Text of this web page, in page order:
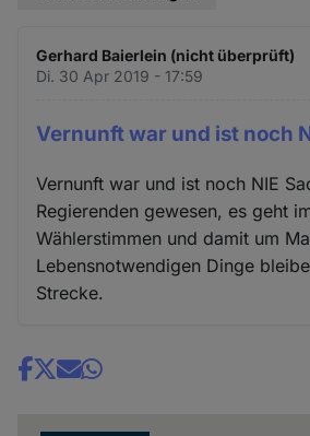
Gerhard Baierlein (nicht überprüft)
Di. 30 Apr 2019 - 17:59
Vernunft war und ist noch
Vernunft war und ist noch NIE
Regierenden gewesen, es geht
Wählerstimmen und damit um
Lebensnotwendigen Dinge
Strecke.
Share